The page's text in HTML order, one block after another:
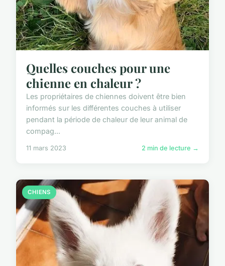
Quelles couches pour une
chienne en chaleur ?
Les propriétaires de chiennes doivent être bien
informés sur les différentes couches à utiliser
pendant la période de chaleur de leur animal de
compag...
11 mars 2023 2 min de lecture →
CHIENS